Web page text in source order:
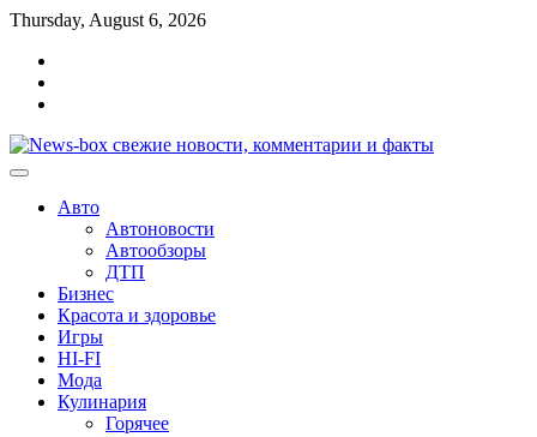
Перейти
содержимому
Thursday, August 6, 2026
Авто
Автоновости
Автообзоры
ДТП
Бизнес
Красота и здоровье
Игры
HI-FI
Мода
Кулинария
Горячее